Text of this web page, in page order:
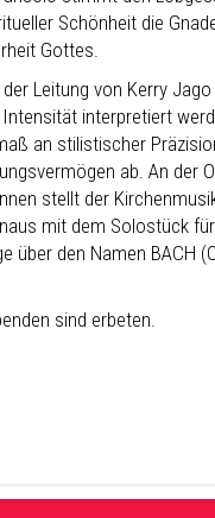
Schönheit die
Gottes.
Leitung von Kerry Jago
interpretiert
an stilistischer
ab. An der
stellt der
mit dem Solostück
über den Namen BACH
sind erbeten.